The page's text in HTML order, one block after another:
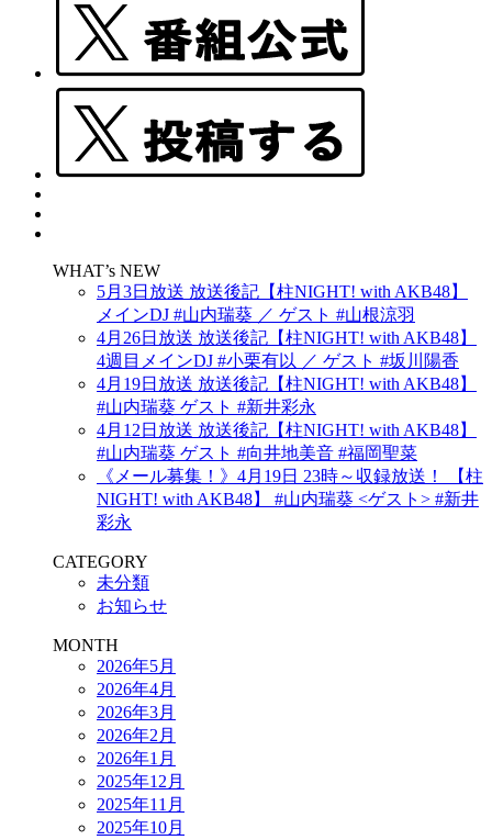
WHAT’s NEW
5月3日放送 放送後記【柱NIGHT! with AKB48】
メインDJ #山内瑞葵 ／ ゲスト #山根涼羽
4月26日放送 放送後記【柱NIGHT! with AKB48】
4週目メインDJ #小栗有以 ／ ゲスト #坂川陽香
4月19日放送 放送後記【柱NIGHT! with AKB48】
#山内瑞葵 ゲスト #新井彩永
4月12日放送 放送後記【柱NIGHT! with AKB48】
#山内瑞葵 ゲスト #向井地美音 #福岡聖菜
《メール募集！》4月19日 23時～収録放送！ 【柱
NIGHT! with AKB48】 #山内瑞葵 <ゲスト> #新井
彩永
CATEGORY
未分類
お知らせ
MONTH
2026年5月
2026年4月
2026年3月
2026年2月
2026年1月
2025年12月
2025年11月
2025年10月